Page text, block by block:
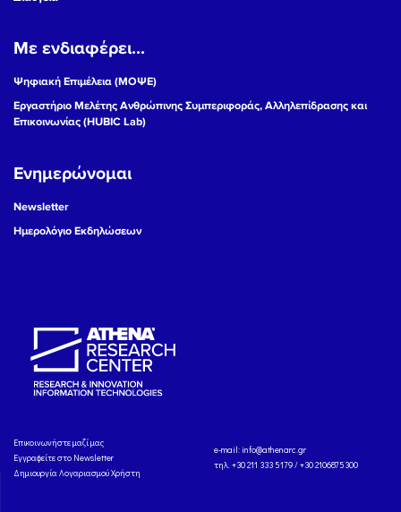
Με ενδιαφέρει...
Ψηφιακή Επιμέλεια (ΜΟΨΕ)
Εργαστήριο Μελέτης Ανθρώπινης Συμπεριφοράς, Αλληλεπίδρασης και
Επικοινωνίας (HUBIC Lab)
Ενημερώνομαι
Newsletter
Ημερολόγιο Εκδηλώσεων
Eπικοινωνήστε μαζί μας
Εγγραφείτε στο Newsletter
Δημιουργία Λογαριασμού Χρήστη
e-mail: info@athenarc.gr
τηλ. +30 211 333 5179 / +30 2106875300